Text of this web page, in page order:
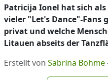
Patricija Ionel hat sich als
vieler "Let's Dance"-Fans
privat und welche
Litauen abseits der
Erstellt von Sabrina Böhme